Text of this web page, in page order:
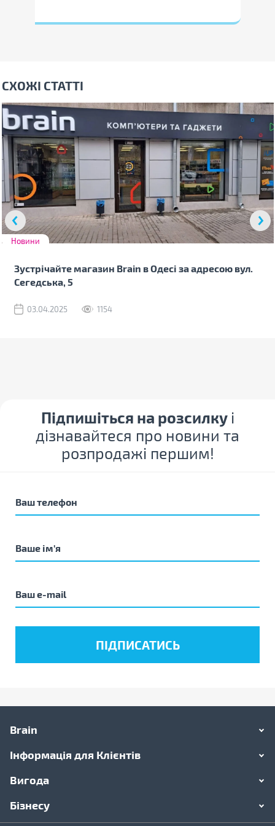
СХОЖІ СТАТТІ
Новини
Зустрічайте магазин Brain в Одесі за адресою вул.
Сегедська, 5
03.04.2025 1154
Підпишіться на розсилку і
дізнавайтеся про новини та
розпродажі першим!
Brain
Інформація для Клієнтів
Вигода
Бізнесу